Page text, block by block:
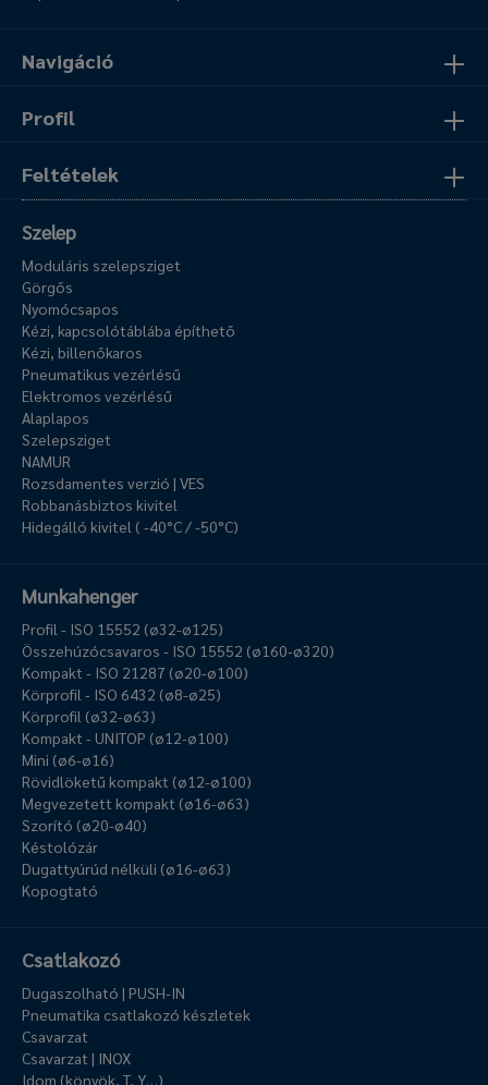
Navigáció
Profil
Feltételek
Szelep
Moduláris szelepsziget
Görgős
Nyomócsapos
Kézi, kapcsolótáblába építhető
Kézi, billenőkaros
Pneumatikus vezérlésű
Elektromos vezérlésű
Alaplapos
Szelepsziget
NAMUR
Rozsdamentes verzió | VES
Robbanásbiztos kivitel
Hidegálló kivitel ( -40°C / -50°C)
Munkahenger
Profil - ISO 15552 (ø32-ø125)
Összehúzócsavaros - ISO 15552 (ø160-ø320)
Kompakt - ISO 21287 (ø20-ø100)
Körprofil - ISO 6432 (ø8-ø25)
Körprofil (ø32-ø63)
Kompakt - UNITOP (ø12-ø100)
Mini (ø6-ø16)
Rövidlöketű kompakt (ø12-ø100)
Megvezetett kompakt (ø16-ø63)
Szorító (ø20-ø40)
Késtolózár
Dugattyúrúd nélküli (ø16-ø63)
Kopogtató
Csatlakozó
Dugaszolható | PUSH-IN
Pneumatika csatlakozó készletek
Csavarzat
Csavarzat | INOX
Idom (könyök, T, Y…)